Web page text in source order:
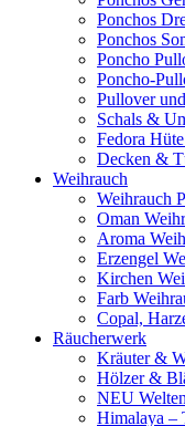
Ponchos
Ponchos
Poncho
Poncho-
Pullover
Schals &
Fedora
Decken &
Weihrauch
Weihrauch
Oman
Aroma
Erzengel
Kirchen
Farb
Copal,
Räucherwerk
Kräuter &
Hölzer &
NEU
Himalaya –